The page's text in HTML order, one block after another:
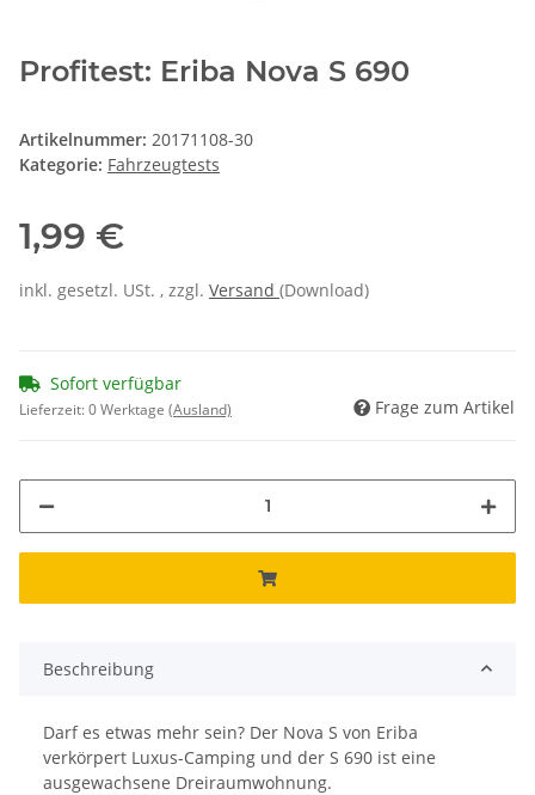
Profitest: Eriba Nova S 690
Artikelnummer: 20171108-30
Kategorie: Fahrzeugtests
1,99 €
inkl. gesetzl. USt. , zzgl. Versand (Download)
Sofort verfügbar
Lieferzeit:0 Werktage (Ausland) Frage zum Artikel
Beschreibung
Darf es etwas mehr sein? Der Nova S von Eriba
verkörpert Luxus-Camping und der S 690 ist eine
ausgewachsene Dreiraumwohnung.